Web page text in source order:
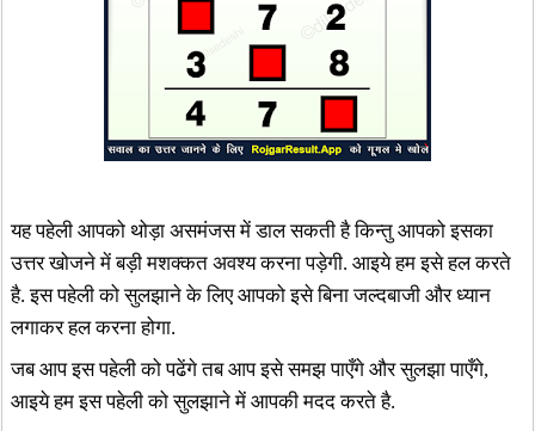
यह पहेली आपको थोड़ा असमंजस में डाल सकती है किन्तु आपको इसका
उत्तर खोजने में बड़ी मशक्कत अवश्य करना पड़ेगी. आइये हम इसे हल करते
है. इस पहेली को सुलझाने के लिए आपको इसे बिना जल्दबाजी और ध्यान
लगाकर हल करना होगा.
जब आप इस पहेली को पढेंगे तब आप इसे समझ पाएँगे और सुलझा पाएँगे,
आइये हम इस पहेली को सुलझाने में आपकी मदद करते है.